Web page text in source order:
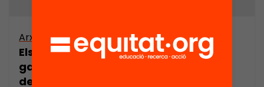
Arxiu
Els drets i les
garanties dels
demandants
Arxiu
Els drets i les